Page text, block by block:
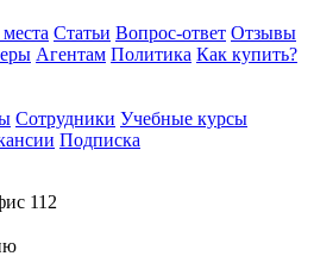
Статьи Вопрос-ответ Отзывы
Агентам Политика Как купить?
Сотрудники Учебные курсы
Подписка
112